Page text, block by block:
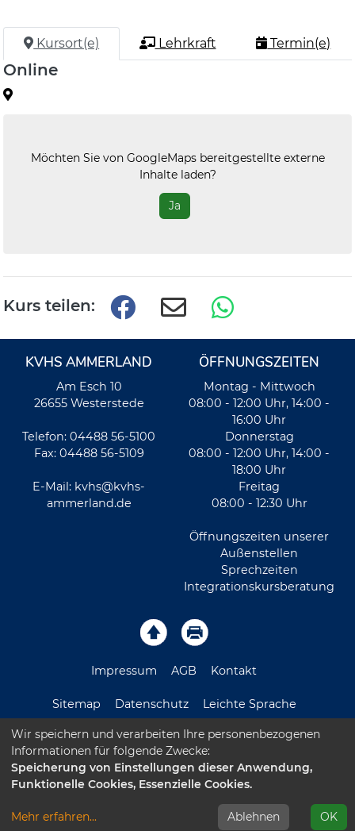
Kursort(e) Lehrkraft Termin(e)
Online
Möchten Sie von GoogleMapsbereitgestellte externe
Inhalte laden?
Ja
Kurs teilen:
KVHS AMMERLAND
Am Esch 10
26655 Westerstede
Telefon: 04488 56-5100
Fax: 04488 56-5109
E-Mail: kvhs@kvhs-
ammerland.de
ÖFFNUNGSZEITEN
Montag - Mittwoch
08:00 - 12:00 Uhr, 14:00 -
16:00 Uhr
Donnerstag
08:00 - 12:00 Uhr, 14:00 -
18:00 Uhr
Freitag
08:00 - 12:30 Uhr
Öffnungszeiten unserer
Außenstellen
Sprechzeiten
Integrationskursberatung
Impressum AGB Kontakt
Sitemap Datenschutz Leichte Sprache
Barrierefreiheitserklärung
Wir speichern und verarbeiten Ihre personenbezogenen
Informationen für folgende Zwecke:
Speicherung von Einstellungen dieser Anwendung,
Funktionelle Cookies, Essenzielle Cookies.
Mehr erfahren... Ablehnen OK